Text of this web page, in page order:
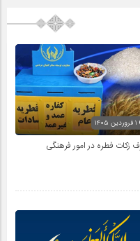
زکات فطره در امور فرهنگی